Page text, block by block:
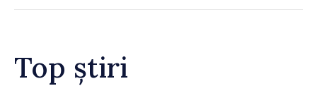
Top știri